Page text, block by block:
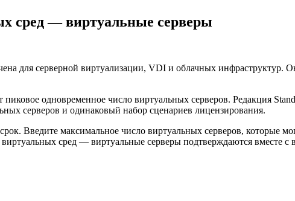
сред — виртуальные серверы
для серверной виртуализации, VDI и облачных инфраструктур.
пиковое одновременное число виртуальных серверов. Редакция
серверов и одинаковый набор сценариев лицензирования.
Введите максимальное число виртуальных серверов, которые
виртуальных сред — виртуальные серверы подтверждаются вместе